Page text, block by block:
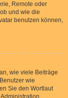
Remote oder
und wie die
benutzen können,
wie viele Beiträge
wie
Sie den Wortlaut